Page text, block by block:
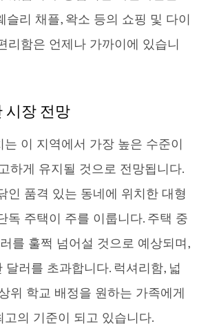
슬리 채플, 왁소 등의 쇼핑 및 다이
리함은 언제나 가까이에 있습니
장 전망
이 지역에서 가장 높은 수준이
하게 유지될 것으로 전망됩니다.
인 품격 있는 동네에 위치한 대형
독 주택이 주를 이룹니다. 주택 중
를 훌쩍 넘어설 것으로 예상되며,
러를 초과합니다. 럭셔리함, 넓
위 학교 배정을 원하는 가족에게
의 기준이 되고 있습니다.